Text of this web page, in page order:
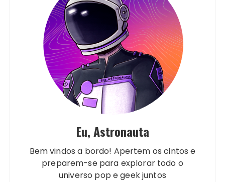
Eu, Astronauta
Bem vindos a bordo! Apertem os cintos e
preparem-se para explorar todo o
universo pop e geek juntos